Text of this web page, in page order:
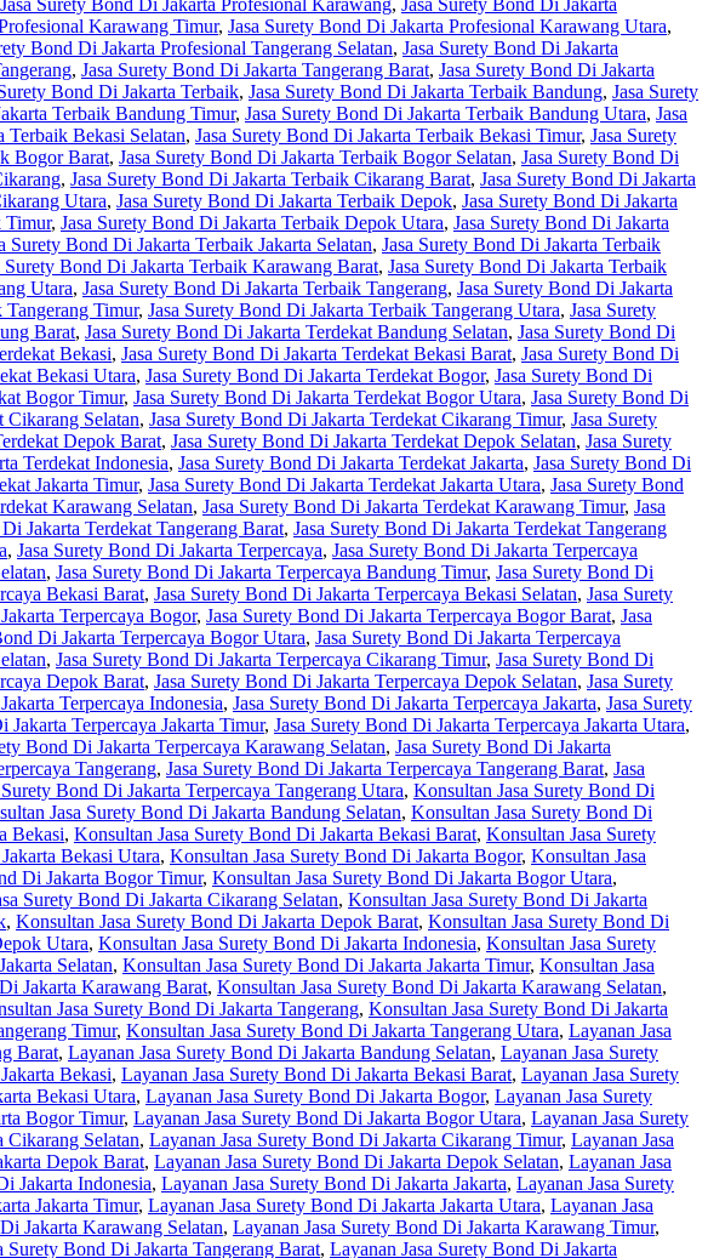
Jasa Surety Bond Di Jakarta Profesional Karawang, Jasa Surety Bond Di Jakarta
Karawang Timur, Jasa Surety Bond Di Jakarta Profesional Karawang Utara,
Bond Di Jakarta Profesional Tangerang Selatan, Jasa Surety Bond Di Jakarta
, Jasa Surety Bond Di Jakarta Tangerang Barat, Jasa Surety Bond Di Jakarta
Bond Di Jakarta Terbaik, Jasa Surety Bond Di Jakarta Terbaik Bandung, Jasa Surety
Terbaik Bandung Timur, Jasa Surety Bond Di Jakarta Terbaik Bandung Utara, Jasa
Terbaik Bekasi Selatan, Jasa Surety Bond Di Jakarta Terbaik Bekasi Timur, Jasa Surety
Bogor Barat, Jasa Surety Bond Di Jakarta Terbaik Bogor Selatan, Jasa Surety Bond Di
, Jasa Surety Bond Di Jakarta Terbaik Cikarang Barat, Jasa Surety Bond Di Jakarta
Utara, Jasa Surety Bond Di Jakarta Terbaik Depok, Jasa Surety Bond Di Jakarta
Timur, Jasa Surety Bond Di Jakarta Terbaik Depok Utara, Jasa Surety Bond Di Jakarta
Surety Bond Di Jakarta Terbaik Jakarta Selatan, Jasa Surety Bond Di Jakarta Terbaik
Surety Bond Di Jakarta Terbaik Karawang Barat, Jasa Surety Bond Di Jakarta Terbaik
Utara, Jasa Surety Bond Di Jakarta Terbaik Tangerang, Jasa Surety Bond Di Jakarta
Tangerang Timur, Jasa Surety Bond Di Jakarta Terbaik Tangerang Utara, Jasa Surety
Barat, Jasa Surety Bond Di Jakarta Terdekat Bandung Selatan, Jasa Surety Bond Di
Bekasi, Jasa Surety Bond Di Jakarta Terdekat Bekasi Barat, Jasa Surety Bond Di
Bekasi Utara, Jasa Surety Bond Di Jakarta Terdekat Bogor, Jasa Surety Bond Di
Bogor Timur, Jasa Surety Bond Di Jakarta Terdekat Bogor Utara, Jasa Surety Bond Di
Cikarang Selatan, Jasa Surety Bond Di Jakarta Terdekat Cikarang Timur, Jasa Surety
Depok Barat, Jasa Surety Bond Di Jakarta Terdekat Depok Selatan, Jasa Surety
Terdekat Indonesia, Jasa Surety Bond Di Jakarta Terdekat Jakarta, Jasa Surety Bond Di
Jakarta Timur, Jasa Surety Bond Di Jakarta Terdekat Jakarta Utara, Jasa Surety Bond
Karawang Selatan, Jasa Surety Bond Di Jakarta Terdekat Karawang Timur, Jasa
Jakarta Terdekat Tangerang Barat, Jasa Surety Bond Di Jakarta Terdekat Tangerang
, Jasa Surety Bond Di Jakarta Terpercaya, Jasa Surety Bond Di Jakarta Terpercaya
, Jasa Surety Bond Di Jakarta Terpercaya Bandung Timur, Jasa Surety Bond Di
Bekasi Barat, Jasa Surety Bond Di Jakarta Terpercaya Bekasi Selatan, Jasa Surety
Terpercaya Bogor, Jasa Surety Bond Di Jakarta Terpercaya Bogor Barat, Jasa
Di Jakarta Terpercaya Bogor Utara, Jasa Surety Bond Di Jakarta Terpercaya
, Jasa Surety Bond Di Jakarta Terpercaya Cikarang Timur, Jasa Surety Bond Di
Depok Barat, Jasa Surety Bond Di Jakarta Terpercaya Depok Selatan, Jasa Surety
Terpercaya Indonesia, Jasa Surety Bond Di Jakarta Terpercaya Jakarta, Jasa Surety
Jakarta Terpercaya Jakarta Timur, Jasa Surety Bond Di Jakarta Terpercaya Jakarta Utara,
Bond Di Jakarta Terpercaya Karawang Selatan, Jasa Surety Bond Di Jakarta
Tangerang, Jasa Surety Bond Di Jakarta Terpercaya Tangerang Barat, Jasa
Surety Bond Di Jakarta Terpercaya Tangerang Utara, Konsultan Jasa Surety Bond Di
Jasa Surety Bond Di Jakarta Bandung Selatan, Konsultan Jasa Surety Bond Di
Bekasi, Konsultan Jasa Surety Bond Di Jakarta Bekasi Barat, Konsultan Jasa Surety
Bekasi Utara, Konsultan Jasa Surety Bond Di Jakarta Bogor, Konsultan Jasa
Di Jakarta Bogor Timur, Konsultan Jasa Surety Bond Di Jakarta Bogor Utara,
Surety Bond Di Jakarta Cikarang Selatan, Konsultan Jasa Surety Bond Di Jakarta
, Konsultan Jasa Surety Bond Di Jakarta Depok Barat, Konsultan Jasa Surety Bond Di
Utara, Konsultan Jasa Surety Bond Di Jakarta Indonesia, Konsultan Jasa Surety
Selatan, Konsultan Jasa Surety Bond Di Jakarta Jakarta Timur, Konsultan Jasa
Jakarta Karawang Barat, Konsultan Jasa Surety Bond Di Jakarta Karawang Selatan,
Jasa Surety Bond Di Jakarta Tangerang, Konsultan Jasa Surety Bond Di Jakarta
Timur, Konsultan Jasa Surety Bond Di Jakarta Tangerang Utara, Layanan Jasa
Barat, Layanan Jasa Surety Bond Di Jakarta Bandung Selatan, Layanan Jasa Surety
Bekasi, Layanan Jasa Surety Bond Di Jakarta Bekasi Barat, Layanan Jasa Surety
Bekasi Utara, Layanan Jasa Surety Bond Di Jakarta Bogor, Layanan Jasa Surety
Bogor Timur, Layanan Jasa Surety Bond Di Jakarta Bogor Utara, Layanan Jasa Surety
Cikarang Selatan, Layanan Jasa Surety Bond Di Jakarta Cikarang Timur, Layanan Jasa
Depok Barat, Layanan Jasa Surety Bond Di Jakarta Depok Selatan, Layanan Jasa
Jakarta Indonesia, Layanan Jasa Surety Bond Di Jakarta Jakarta, Layanan Jasa Surety
Jakarta Timur, Layanan Jasa Surety Bond Di Jakarta Jakarta Utara, Layanan Jasa
Jakarta Karawang Selatan, Layanan Jasa Surety Bond Di Jakarta Karawang Timur,
Surety Bond Di Jakarta Tangerang Barat, Layanan Jasa Surety Bond Di Jakarta